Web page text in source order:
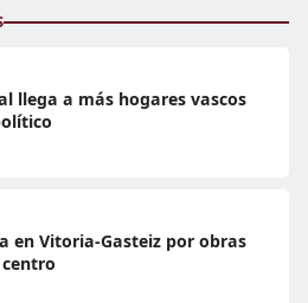
llega a más hogares vascos
en Vitoria-Gasteiz por obras